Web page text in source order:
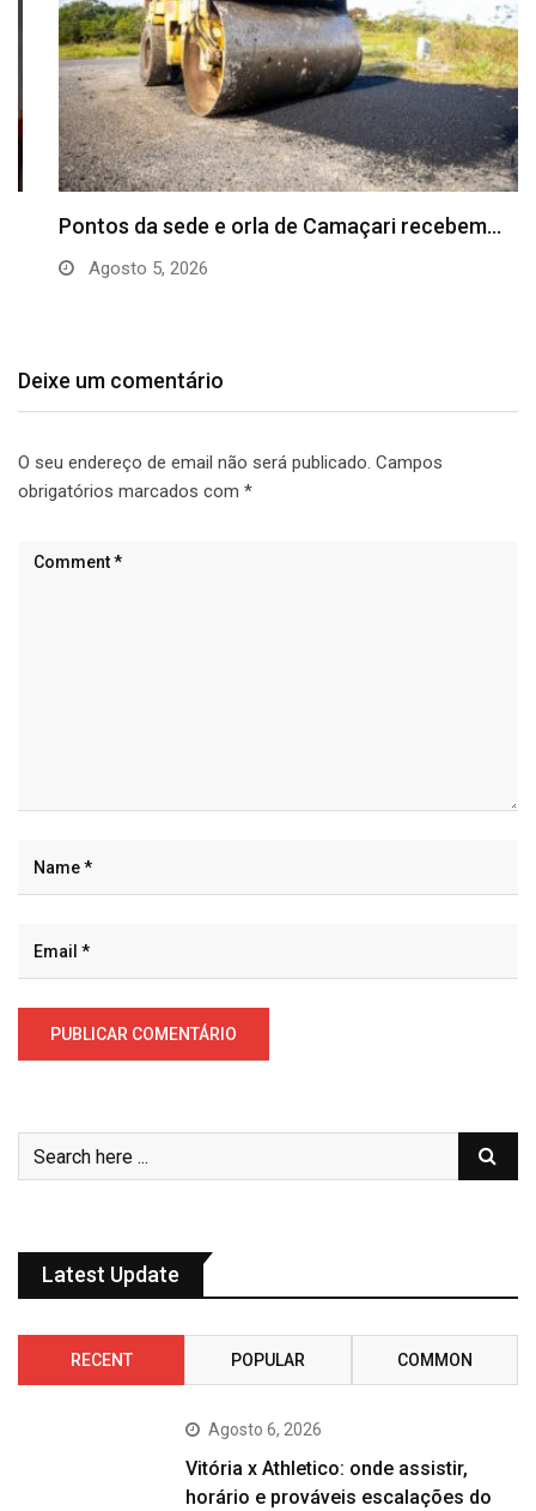
Pontos da sede e orla de Camaçari recebem…
Agosto 5, 2026
Deixe um comentário
O seu endereço de email não será publicado. Campos
obrigatórios marcados com *
Latest Update
RECENT POPULAR COMMON
Agosto 6, 2026
Vitória x Athletico: onde assistir,
horário e prováveis escalações do